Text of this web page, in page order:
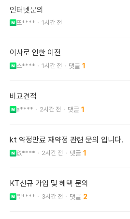
인터넷문의
또**** 1시간 전
이사로 인한 이전
스**** 1시간 전 1
비교견적
a**** 2시간 전 1
kt 약정만료 재약정 관련 문의 입니다.
없**** 2시간 전 1
KT신규 가입 및 혜택 문의
뿌**** 3시간 전 2